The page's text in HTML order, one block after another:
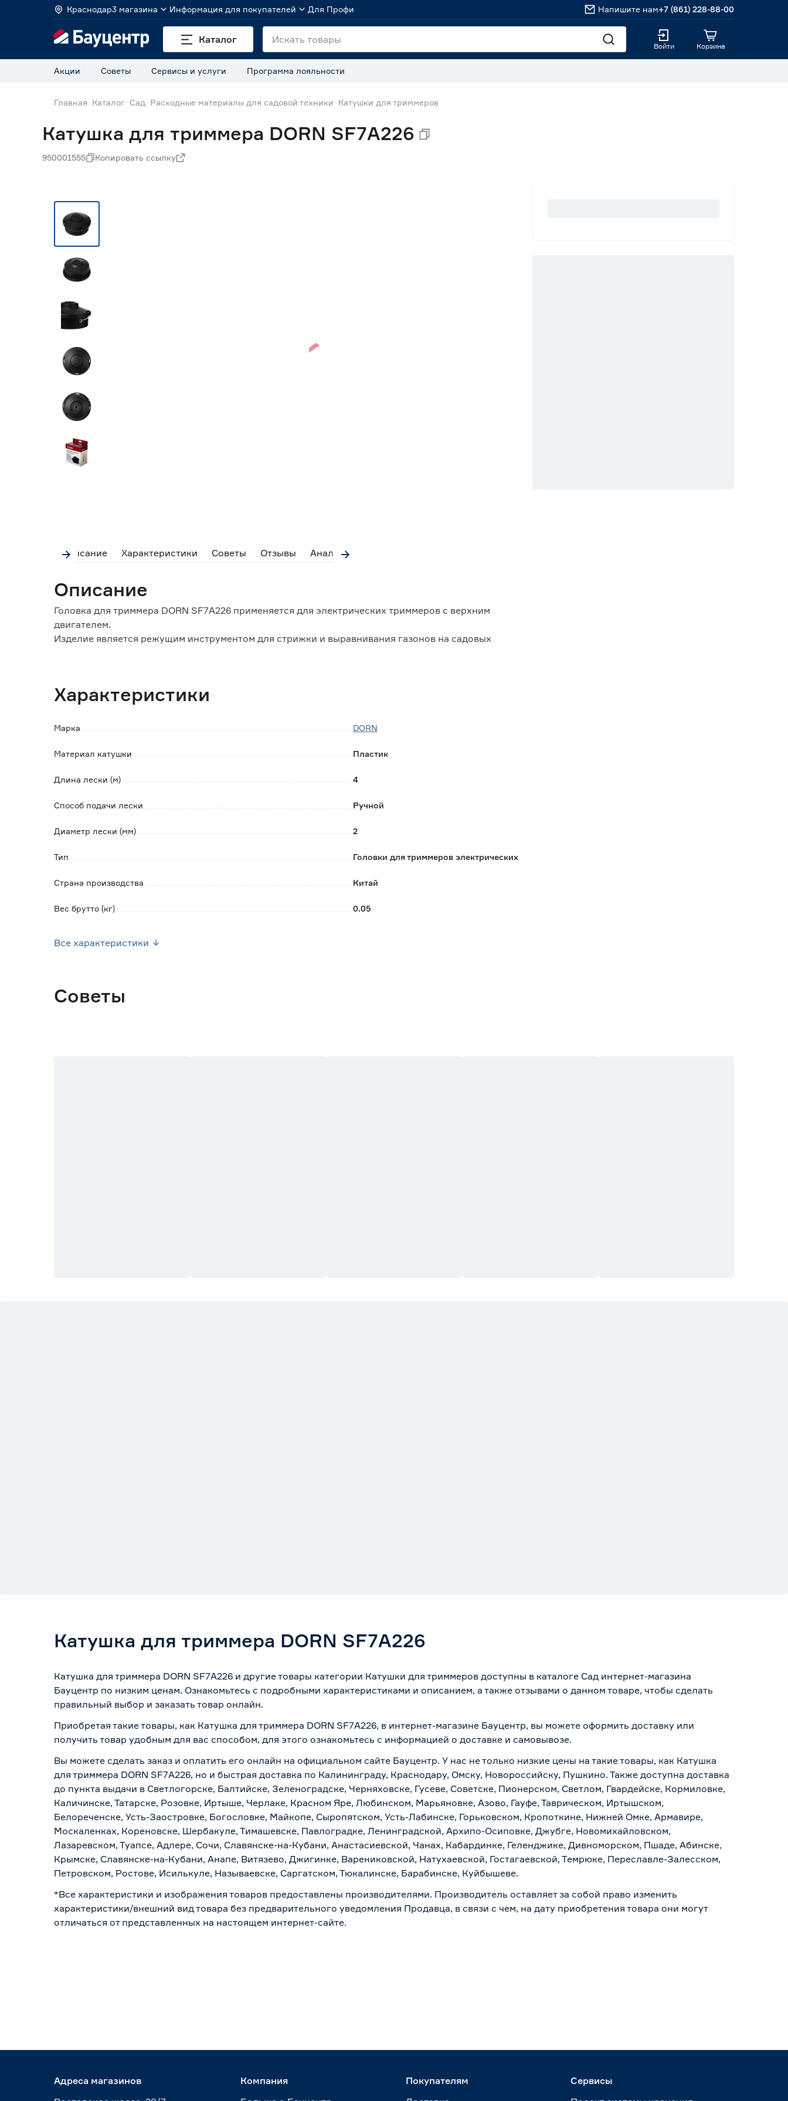
Краснодар3 магазина Информация для покупателей Для Профи Напишите нам+7 (861) 228-88-00
Каталог
Войти Корзина
Акции Советы Сервисы и услуги Программа лояльности
Главная Каталог Сад Расходные материалы для садовой техники Катушки для триммеров
Катушка для триммера DORN SF7A226
950001555 Копировать ссылку
Описание Характеристики Советы Отзывы Аналоги
Описание
Головка для триммера DORN SF7A226 применяется для электрических триммеров с верхним
двигателем.
Изделие является режущим инструментом для стрижки и выравнивания газонов на садовых
- корпус выполнен из надежного материала, защищающего механизм от повреждения и
- оснащена специальным механизмом для крепления;
- возможность замены кассеты с кордом повышает удобство эксплуатации инструмента.
Характеристики
Марка DORN
Материал катушки Пластик
Длина лески (м) 4
Способ подачи лески Ручной
Диаметр лески (мм) 2
Тип Головки для триммеров электрических
Страна производства Китай
Вес брутто (кг) 0.05
Все характеристики
Советы
Катушка для триммера DORN SF7A226
Катушка для триммера DORN SF7A226 и другие товары категории Катушки для триммеров доступны в каталоге Сад интернет-магазина
Бауцентр по низким ценам. Ознакомьтесь с подробными характеристиками и описанием, а также отзывами о данном товаре, чтобы сделать
правильный выбор и заказать товар онлайн.
Приобретая такие товары, как Катушка для триммера DORN SF7A226, в интернет-магазине Бауцентр, вы можете оформить доставку или
получить товар удобным для вас способом, для этого ознакомьтесь с информацией о доставке и самовывозе.
Вы можете сделать заказ и оплатить его онлайн на официальном сайте Бауцентр. У нас не только низкие цены на такие товары, как Катушка
для триммера DORN SF7A226, но и быстрая доставка по Калининграду, Краснодару, Омску, Новороссийску, Пушкино. Также доступна доставка
до пункта выдачи в Светлогорске, Балтийске, Зеленоградске, Черняховске, Гусеве, Советске, Пионерском, Светлом, Гвардейске, Кормиловке,
Каличинске, Татарске, Розовке, Иртыше, Черлаке, Красном Яре, Любинском, Марьяновке, Азово, Гауфе, Таврическом, Иртышском,
Белореченске, Усть-Заостровке, Богословке, Майкопе, Сыропятском, Усть-Лабинске, Горьковском, Кропоткине, Нижней Омке, Армавире,
Москаленках, Кореновске, Шербакуле, Тимашевске, Павлоградке, Ленинградской, Архипо-Осиповке, Джубге, Новомихайловском,
Лазаревском, Туапсе, Адлере, Сочи, Славянске-на-Кубани, Анастасиевской, Чанах, Кабардинке, Геленджике, Дивноморском, Пшаде, Абинске,
Крымске, Славянске-на-Кубани, Анапе, Витязево, Джигинке, Варениковской, Натухаевской, Гостагаевской, Темрюке, Переславле-Залесском,
Петровском, Ростове, Исилькуле, Называевске, Саргатском, Тюкалинске, Барабинске, Куйбышеве.
*Все характеристики и изображения товаров предоставлены производителями. Производитель оставляет за собой право изменить
характеристики/внешний вид товара без предварительного уведомления Продавца, в связи с чем, на дату приобретения товара они могут
отличаться от представленных на настоящем интернет-сайте.
Адреса магазинов
Компания
Покупателям
Сервисы